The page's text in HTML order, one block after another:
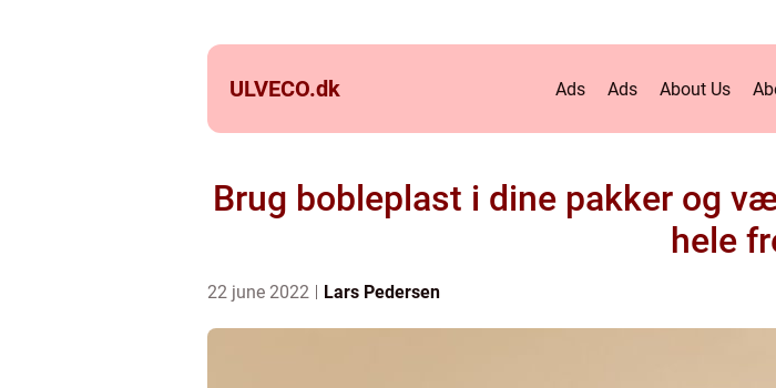
ULVECO.dk Ads Ads About Us
Brug bobleplast i dine pakker og
hele
22 june 2022 Lars Pedersen